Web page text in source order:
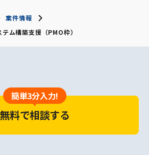
案件情報
ム構築支援（PMO枠）
簡単3分入力!
無料で相談する